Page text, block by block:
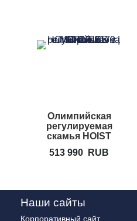
Олимпийская
регулируемая
скамья HOIST
513 990 RUB
Наши сайты
Корпоративный сайт